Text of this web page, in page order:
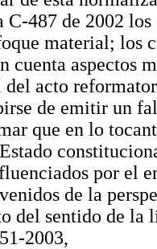
C-487 de 2002
material; los
cuenta aspectos
acto
de emitir un
que en lo
por el
de la
del sentido de
2003,